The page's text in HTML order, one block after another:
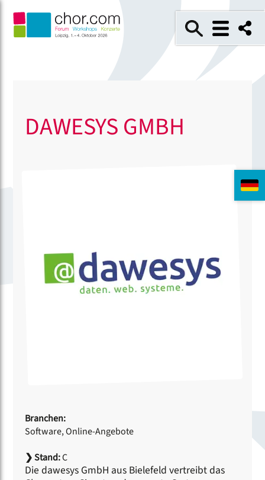
DAWESYS GMBH
Branchen:
Software, Online-Angebote
❯Stand:C
Die dawesys GmbH aus Bielefeld vertreibt das